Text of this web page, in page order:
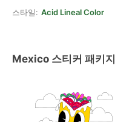
스타일: Acid Lineal Color
Mexico 스티커 패키지